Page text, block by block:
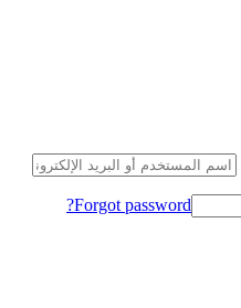
Forgot password?